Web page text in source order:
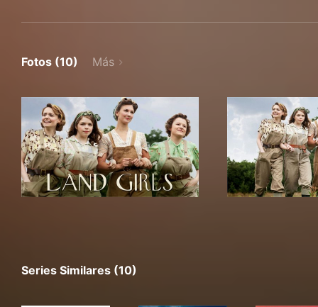
Fotos (10) Más
Series Similares (10)